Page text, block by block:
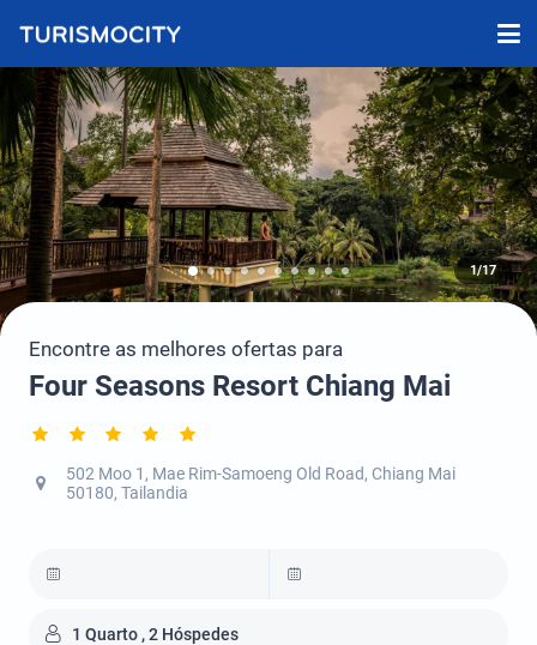
1/17
Encontre as melhores ofertas para
Four Seasons Resort Chiang Mai
502 Moo 1, Mae Rim-Samoeng Old Road, Chiang Mai
50180, Tailandia
1 Quarto , 2 Hóspedes